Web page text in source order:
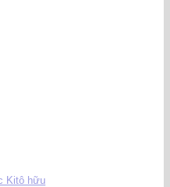
Kitô hữu